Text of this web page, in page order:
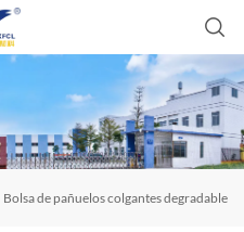
Bolsa de pañuelos colgantes degradable